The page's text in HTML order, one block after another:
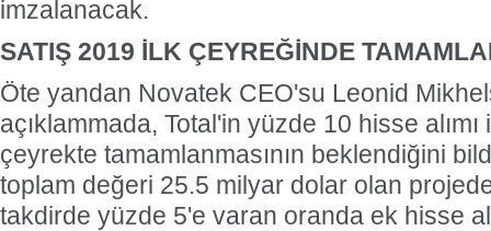
imzalanacak.
SATIŞ 2019 İLK ÇEYREĞİNDE
Öte yandan Novatek CEO'su Leonid
açıklammada, Total'in yüzde 10 hisse
çeyrekte tamamlanmasının beklendiğini
toplam değeri 25.5 milyar dolar olan
takdirde yüzde 5'e varan oranda ek hisse